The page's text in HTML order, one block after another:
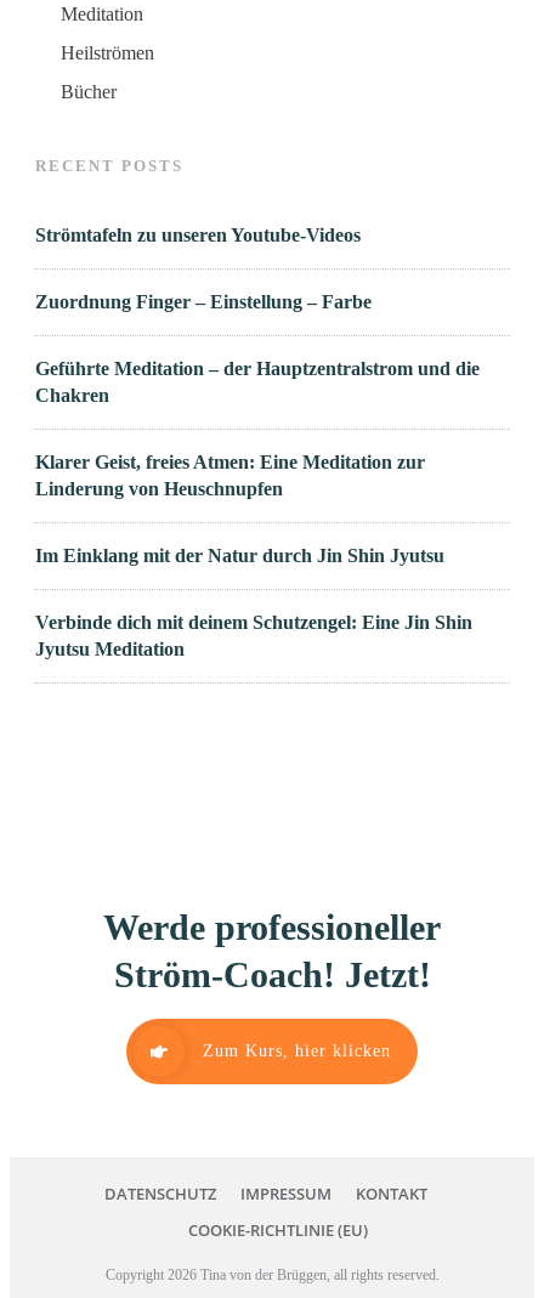
Meditation
Heilströmen
Bücher
RECENT POSTS
Strömtafeln zu unseren Youtube-Videos
Zuordnung Finger – Einstellung – Farbe
Geführte Meditation – der Hauptzentralstrom und die
Chakren
Klarer Geist, freies Atmen: Eine Meditation zur
Linderung von Heuschnupfen
Im Einklang mit der Natur durch Jin Shin Jyutsu
Verbinde dich mit deinem Schutzengel: Eine Jin Shin
Jyutsu Meditation
Werde professioneller
Ström-Coach! Jetzt!
Zum Kurs, hier klicken
DATENSCHUTZ IMPRESSUM
KONTAKT
COOKIE-RICHTLINIE (EU)
Copyright 2026 Tina von der Brüggen, all rights reserved.